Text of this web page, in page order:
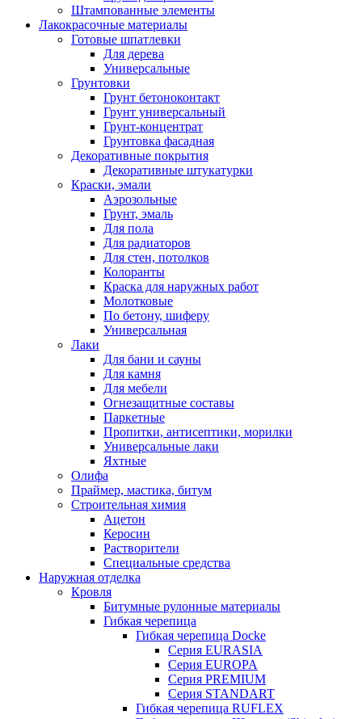
Штампованные элементы
Лакокрасочные материалы
Готовые шпатлевки
Для дерева
Универсальные
Грунтовки
Грунт бетоноконтакт
Грунт универсальный
Грунт-концентрат
Грунтовка фасадная
Декоративные покрытия
Декоративные штукатурки
Краски, эмали
Аэрозольные
Грунт, эмаль
Для пола
Для радиаторов
Для стен, потолков
Колоранты
Краска для наружных работ
Молотковые
По бетону, шиферу
Универсальная
Лаки
Для бани и сауны
Для камня
Для мебели
Огнезащитные составы
Паркетные
Пропитки, антисептики, морилки
Универсальные лаки
Яхтные
Олифа
Праймер, мастика, битум
Строительная химия
Ацетон
Керосин
Растворители
Специальные средства
Наружная отделка
Кровля
Битумные рулонные материалы
Гибкая черепица
Гибкая черепица Docke
Серия EURASIA
Серия EUROPA
Серия PREMIUM
Серия STANDART
Гибкая черепица RUFLEX